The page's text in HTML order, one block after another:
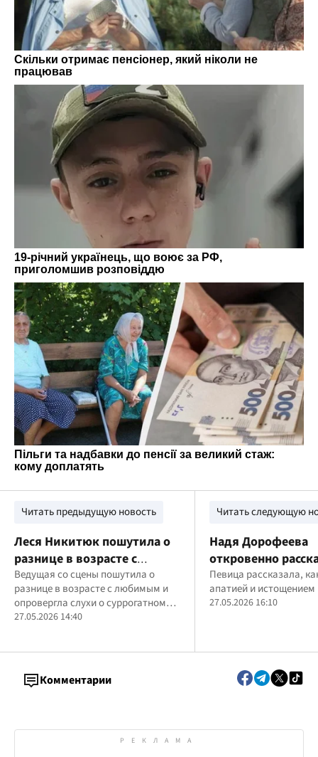
Читать предыдущую новость
Леся Никитюк пошутила о
разнице в возрасте с
женихом-военным
Ведущая со сцены пошутила о
разнице в возрасте с любимым и
опровергла слухи о суррогатном
материнстве
27.05.2026 14:40
Читать следующую
Надя Дорофеева
откровенно
апатии и
здоровьем
Певица рассказала,
апатией и истощением
27.05.2026 16:10
Комментарии